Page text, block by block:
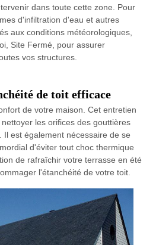
dans toute cette zone. Pour
d'infiltration d'eau et autres
aux conditions météorologiques,
Site Fermé, pour assurer
vos structures.
de toit efficace
de votre maison. Cet entretien
les orifices des gouttières
est également nécessaire de se
d'éviter tout choc thermique
de rafraîchir votre terrasse en été
l'étanchéité de votre toit.